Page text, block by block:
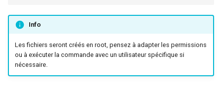
Info
Les fichiers seront créés en root, pensez à adapter les permissions
ou à exécuter la commande avec un utilisateur spécifique si
nécessaire.